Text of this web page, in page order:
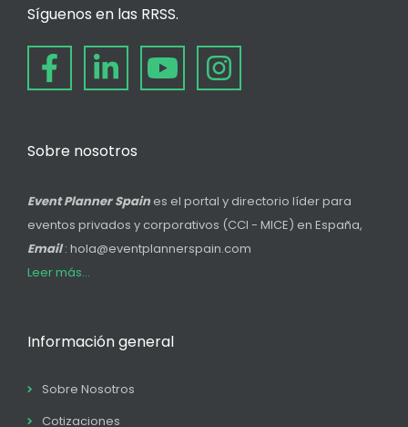
Síguenos en las RRSS.
Sobre nosotros
Event Planner Spain es el portal y directorio líder para
eventos privados y corporativos (CCI - MICE) en España,
Email: hola@eventplannerspain.com
Leer más...
Información general
Sobre Nosotros
Cotizaciones